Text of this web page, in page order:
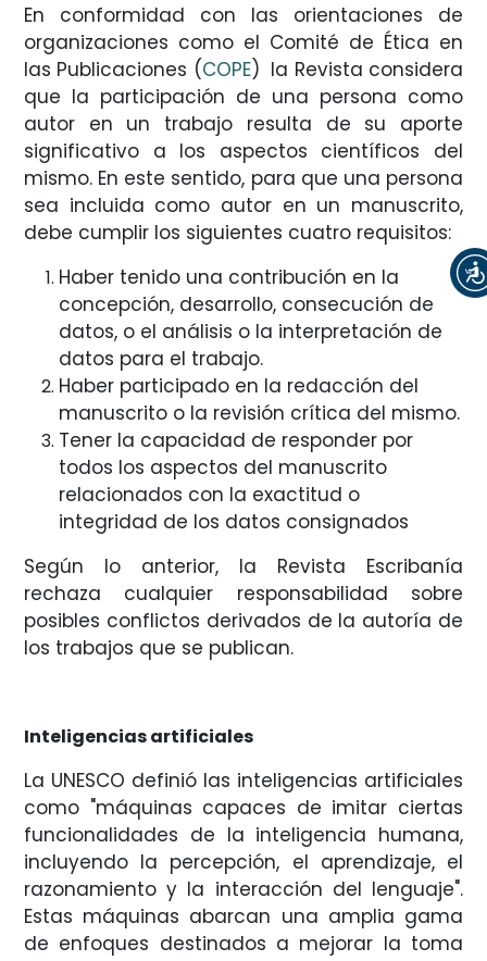
En conformidad con las orientaciones de
organizaciones como el Comité de Ética en
las Publicaciones (COPE) la Revista considera
que la participación de una persona como
autor en un trabajo resulta de su aporte
significativo a los aspectos científicos del
mismo. En este sentido, para que una persona
sea incluida como autor en un manuscrito,
debe cumplir los siguientes cuatro requisitos:
Haber tenido una contribución en la
concepción, desarrollo, consecución de
datos, o el análisis o la interpretación de
datos para el trabajo.
Haber participado en la redacción del
manuscrito o la revisión crítica del mismo.
Tener la capacidad de responder por
todos los aspectos del manuscrito
relacionados con la exactitud o
integridad de los datos consignados
Según lo anterior, la Revista Escribanía
rechaza cualquier responsabilidad sobre
posibles conflictos derivados de la autoría de
los trabajos que se publican.
Inteligencias artificiales
La UNESCO definió las inteligencias artificiales
como "máquinas capaces de imitar ciertas
funcionalidades de la inteligencia humana,
incluyendo la percepción, el aprendizaje, el
razonamiento y la interacción del lenguaje".
Estas máquinas abarcan una amplia gama
de enfoques destinados a mejorar la toma